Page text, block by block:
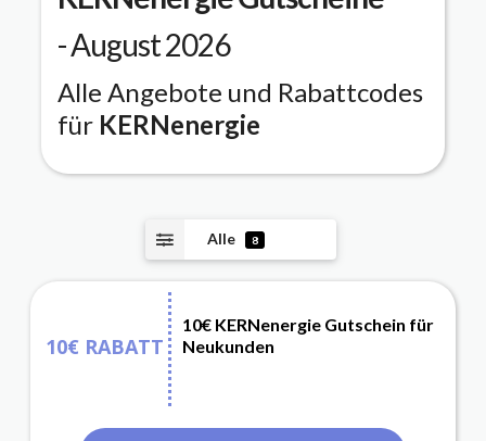
- August 2026
Alle Angebote und Rabattcodes
für KERNenergie
Alle 8
10€ RABATT
10€ KERNenergie Gutschein für
Neukunden